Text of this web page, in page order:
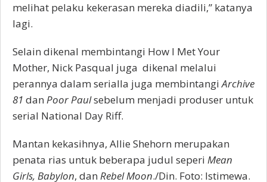
melihat pelaku kekerasan mereka diadili,” katanya
lagi.
Selain dikenal membintangi How I Met Your
Mother, Nick Pasqual juga dikenal melalui
perannya dalam serialIa juga membintangiArchive
81 dan Poor Paulsebelum menjadi produser untuk
serial National Day Riff.
Mantan kekasihnya, Allie Shehorn merupakan
penata rias untuk beberapa judul seperi Mean
Girls, Babylon, dan Rebel Moon./Din. Foto: Istimewa.